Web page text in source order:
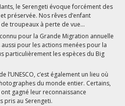
le Serengeti évoque forcément des
préservée. Nos rêves d’enfant
de troupeaux à perte de vue…
pour la Grande Migration annuelle
pour les actions menées pour la
particulièrement les espèces du Big
c’est également un lieu où
du monde entier. Certains,
gagné leur reconnaissance
pris au Serengeti.